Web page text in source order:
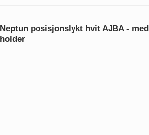
Neptun posisjonslykt hvit AJBA - med
holder